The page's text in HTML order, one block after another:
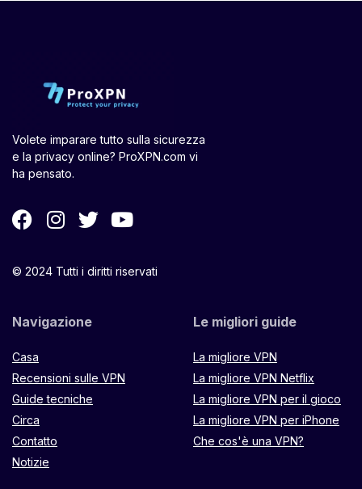
Volete imparare tutto sulla sicurezza
e la privacy online? ProXPN.com vi
ha pensato.
© 2024 Tutti i diritti riservati
Navigazione
Casa
Recensioni sulle VPN
Guide tecniche
Circa
Contatto
Notizie
Le migliori guide
La migliore VPN
La migliore VPN Netflix
La migliore VPN per il gioco
La migliore VPN per iPhone
Che cos'è una VPN?